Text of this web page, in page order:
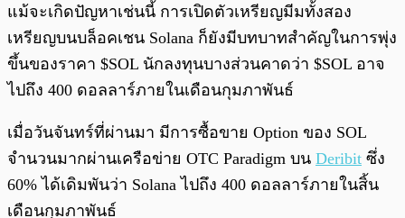
แม้จะเกิดปัญหาเช่นนี้ การเปิดตัวเหรียญมีมทั้งสอง
เหรียญบนบล็อคเชน Solana ก็ยังมีบทบาทสำคัญในการพุ่ง
ขึ้นของราคา $SOL นักลงทุนบางส่วนคาดว่า $SOL อาจ
ไปถึง 400 ดอลลาร์ภายในเดือนกุมภาพันธ์
เมื่อวันจันทร์ที่ผ่านมา มีการซื้อขาย Option ของ SOL
จำนวนมากผ่านเครือข่าย OTC Paradigm บน Deribit ซึ่ง
60% ได้เดิมพันว่า Solana ไปถึง 400 ดอลลาร์ภายในสิ้น
เดือนกุมภาพันธ์